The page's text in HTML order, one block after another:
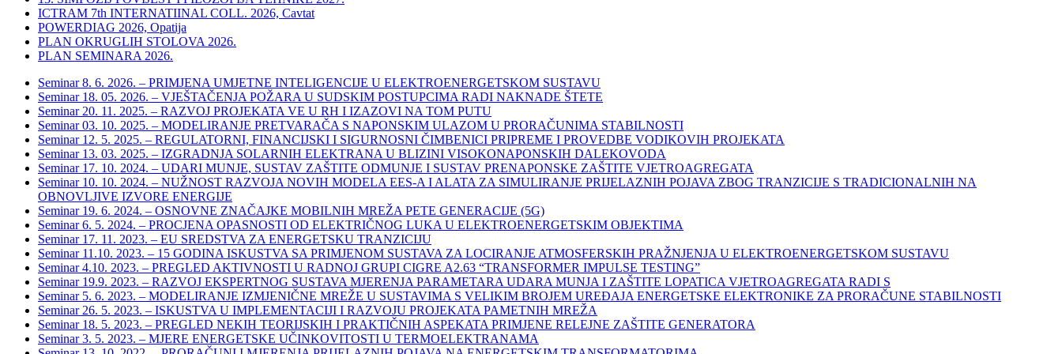
ICTRAM 7th INTERNATIINAL COLL. 2026, Cavtat
POWERDIAG 2026, Opatija
PLAN OKRUGLIH STOLOVA 2026.
PLAN SEMINARA 2026.
Seminar 8. 6. 2026. – PRIMJENA UMJETNE INTELIGENCIJE U ELEKTROENERGETSKOM SUSTAVU
Seminar 18. 05. 2026. – VJEŠTAČENJA POŽARA U SUDSKIM POSTUPCIMA RADI NAKNADE ŠTETE
Seminar 20. 11. 2025. – RAZVOJ PROJEKATA VE U RH I IZAZOVI NA TOM PUTU
Seminar 03. 10. 2025. – MODELIRANJE PRETVARAČA S NAPONSKIM ULAZOM U PRORAČUNIMA STABILNOSTI
Seminar 12. 5. 2025. – REGULATORNI, FINANCIJSKI I SIGURNOSNI ČIMBENICI PRIPREME I PROVEDBE VODIKOVIH PROJEKATA
Seminar 13. 03. 2025. – IZGRADNJA SOLARNIH ELEKTRANA U BLIZINI VISOKONAPONSKIH DALEKOVODA
Seminar 17. 10. 2024. – UDARI MUNJE, SUSTAV ZAŠTITE ODMUNJE I SUSTAV PRENAPONSKE ZAŠTITE VJETROAGREGATA
Seminar 10. 10. 2024. – NUŽNOST RAZVOJA NOVIH MODELA EES-A I ALATA ZA SIMULIRANJE PRIJELAZNIH POJAVA ZBOG TRANZICIJE S TRADICIONALNIH NA
OBNOVLJIVE IZVORE ENERGIJE
Seminar 19. 6. 2024. – OSNOVNE ZNAČAJKE MOBILNIH MREŽA PETE GENERACIJE (5G)
Seminar 6. 5. 2024. – PROCJENA OPASNOSTI OD ELEKTRIČNOG LUKA U ELEKTROENERGETSKIM OBJEKTIMA
Seminar 17. 11. 2023. – EU SREDSTVA ZA ENERGETSKU TRANZICIJU
Seminar 11.10. 2023. – 15 GODINA ISKUSTVA SA PRIMJENOM SUSTAVA ZA LOCIRANJE ATMOSFERSKIH PRAŽNJENJA U ELEKTROENERGETSKOM SUSTAVU
Seminar 4.10. 2023. – PREGLED AKTIVNOSTI U RADNOJ GRUPI CIGRE A2.63 “TRANSFORMER IMPULSE TESTING”
Seminar 19.9. 2023. – RAZVOJ EKSPERTNOG SUSTAVA MJERENJA PARAMETARA UDARA MUNJA I ZAŠTITE LOPATICA VJETROAGREGATA RADI S
Seminar 5. 6. 2023. – MODELIRANJE IZMJENIČNE MREŽE U SUSTAVIMA S VELIKIM BROJEM UREĐAJA ENERGETSKE ELEKTRONIKE ZA PRORAČUNE STABILNOSTI
Seminar 26. 5. 2023. – ISKUSTVA U IMPLEMENTACIJI I RAZVOJU PROJEKATA PAMETNIH MREŽA
Seminar 18. 5. 2023. – PREGLED NEKIH TEORIJSKIH I PRAKTIČNIH ASPEKATA PRIMJENE RELEJNE ZAŠTITE GENERATORA
Seminar 3. 5. 2023. – MJERE ENERGETSKE UČINKOVITOSTI U TERMOELEKTRANAMA